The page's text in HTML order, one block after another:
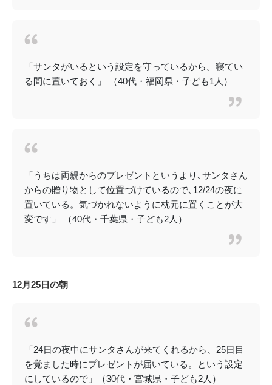
「サンタがいるという設定を守っているから。寝てい
る間に置いておく」 （40代・福岡県・子ども1人）
「うちは両親からのプレゼントというより､サンタさん
からの贈り物として位置づけているので､12/24の夜に
置いている。気づかれないように枕元に置くことが大
変です」 （40代・千葉県・子ども2人）
12月25日の朝
「24日の夜中にサンタさんが来てくれるから、25日目
を覚ました時にプレゼントが届いている。という設定
にしているので」（30代・宮城県・子ども2人）